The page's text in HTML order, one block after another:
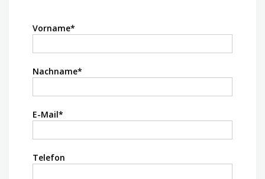
Vorname*
Nachname*
E-Mail*
Telefon